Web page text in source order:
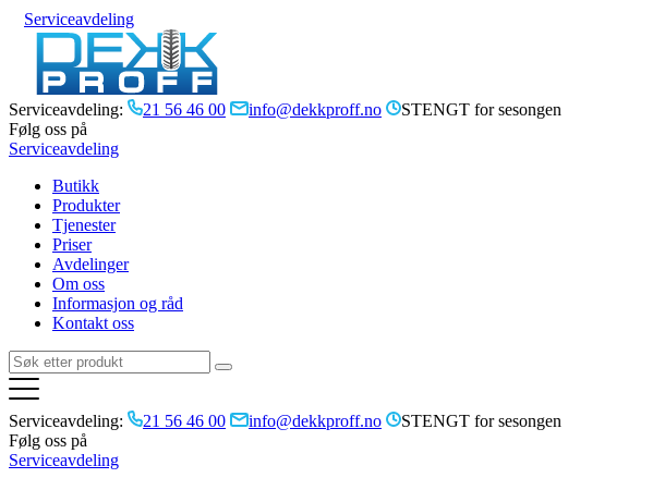
Serviceavdeling
Serviceavdeling: 21 56 46 00 info@dekkproff.no
STENGT for sesongen
Følg oss på
Serviceavdeling
Butikk
Produkter
Tjenester
Priser
Avdelinger
Om oss
Informasjon og råd
Kontakt oss
Serviceavdeling: 21 56 46 00 info@dekkproff.no
STENGT for sesongen
Følg oss på
Serviceavdeling